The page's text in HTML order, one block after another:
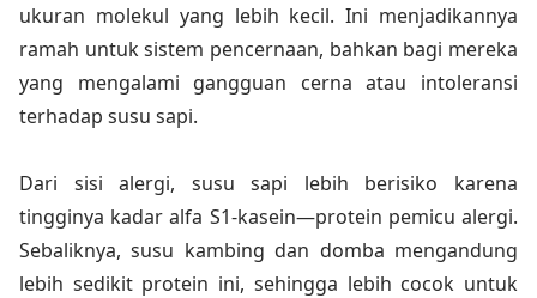
ukuran molekul yang lebih kecil. Ini menjadikannya
ramah untuk sistem pencernaan, bahkan bagi mereka
yang mengalami gangguan cerna atau intoleransi
terhadap susu sapi.
Dari sisi alergi, susu sapi lebih berisiko karena
tingginya kadar alfa S1-kasein—protein pemicu alergi.
Sebaliknya, susu kambing dan domba mengandung
lebih sedikit protein ini, sehingga lebih cocok untuk